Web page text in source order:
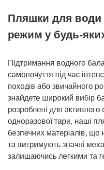
Пляшки для
режим у будь-
Підтримання водного
самопочуття під час
походів або звичайного
знайдете широкий вибір
розроблені для активного
одноразової тари, наші
безпечних матеріалів,
та витримують значні
залишаючись легкими та